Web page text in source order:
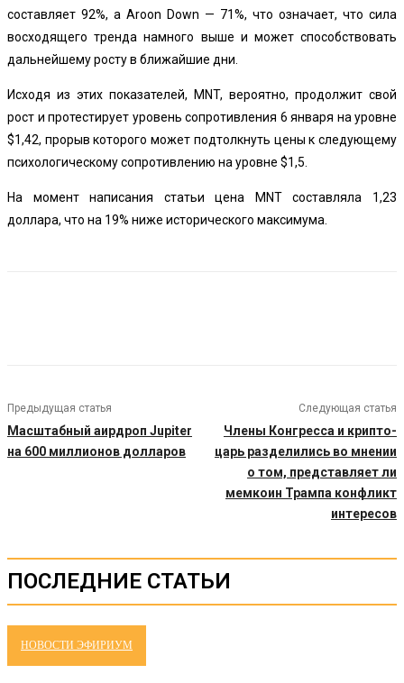
составляет 92%, а Aroon Down — 71%, что означает, что сила
восходящего тренда намного выше и может способствовать
дальнейшему росту в ближайшие дни.
Исходя из этих показателей, MNT, вероятно, продолжит свой
рост и протестирует уровень сопротивления 6 января на уровне
$1,42, прорыв которого может подтолкнуть цены к следующему
психологическому сопротивлению на уровне $1,5.
На момент написания статьи цена MNT составляла 1,23
доллара, что на 19% ниже исторического максимума.
Предыдущая статья
Масштабный аирдроп Jupiter
на 600 миллионов долларов
Следующая статья
Члены Конгресса и крипто-
царь разделились во мнении
о том, представляет ли
мемкоин Трампа конфликт
интересов
ПОСЛЕДНИЕ СТАТЬИ
НОВОСТИ ЭФИРИУМ